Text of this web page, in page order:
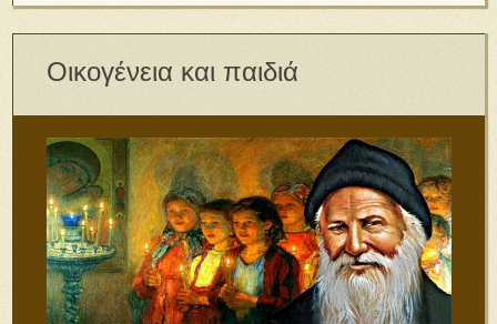
Οικογένεια και παιδιά